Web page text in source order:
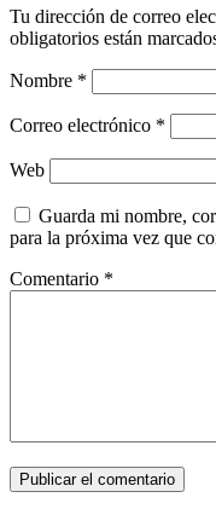
Tu dirección de correo
obligatorios están
Nombre *
Correo electrónico *
Web
Guarda mi nombre,
para la próxima vez que
Comentario *